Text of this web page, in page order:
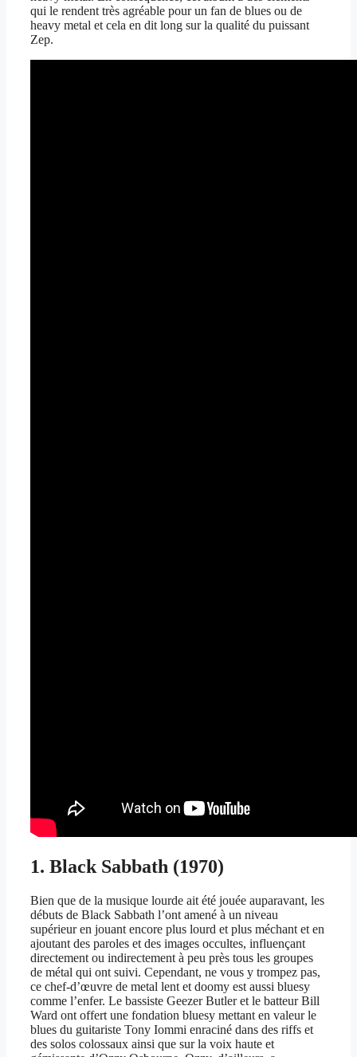
qui le rendent très agréable pour un fan de blues ou de
heavy metal et cela en dit long sur la qualité du puissant
Zep.
1. Black Sabbath (1970)
Bien que de la musique lourde ait été jouée auparavant, les
débuts de Black Sabbath l’ont amené à un niveau
supérieur en jouant encore plus lourd et plus méchant et en
ajoutant des paroles et des images occultes, influençant
directement ou indirectement à peu près tous les groupes
de métal qui ont suivi. Cependant, ne vous y trompez pas,
ce chef-d’œuvre de metal lent et doomy est aussi bluesy
comme l’enfer. Le bassiste Geezer Butler et le batteur Bill
Ward ont offert une fondation bluesy mettant en valeur le
blues du guitariste Tony Iommi enraciné dans des riffs et
des solos colossaux ainsi que sur la voix haute et